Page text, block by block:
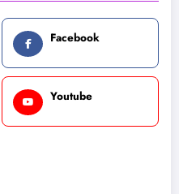
Facebook
Youtube